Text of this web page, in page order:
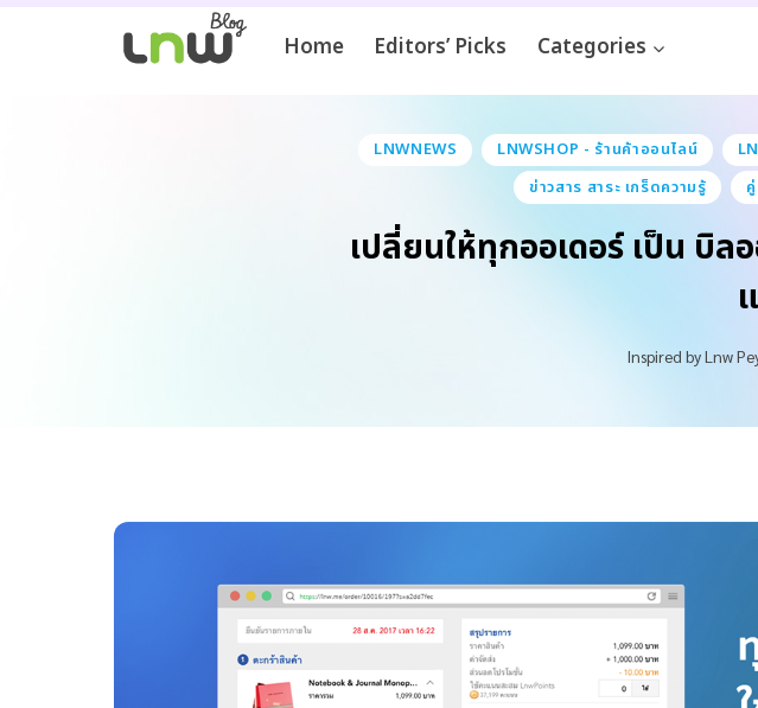
Home Editors’ Picks Categories
LNWNEWS LNWSHOP - ร้านค้าออนไลน์
ข่าวสาร สาระ เกร็ดความรู้
เปลี่ยนให้ทุกออเดอร์ เป็น บิล
Inspired byLnw